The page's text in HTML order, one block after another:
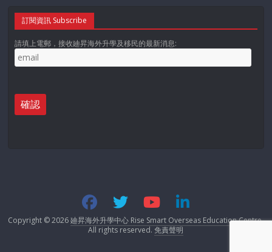
訂閱資訊 Subscribe
請填上電郵，接收廸昇海外升學及移民的最新消息:
Copyright © 2026廸昇海外升學中心 Rise Smart Overseas Education Centre.
All rights reserved.免責聲明